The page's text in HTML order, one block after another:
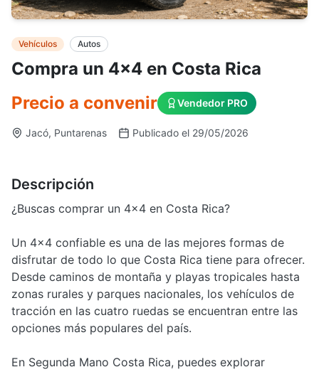
Compra un 4x4 en Costa Rica
Vehículos Autos
Precio a convenir Vendedor PRO
Jacó, Puntarenas Publicado el 29/05/2026
Descripción
¿Buscas comprar un 4x4 en Costa Rica?
Un 4x4 confiable es una de las mejores formas de
disfrutar de todo lo que Costa Rica tiene para ofrecer.
Desde caminos de montaña y playas tropicales hasta
zonas rurales y parques nacionales, los vehículos de
tracción en las cuatro ruedas se encuentran entre las
opciones más populares del país.
En Segunda Mano Costa Rica, puedes explorar